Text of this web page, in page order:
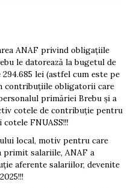
ANAF privind obligațiile
le datorează la bugetul de
lei (astfel cum este pe
contribuțiile obligatorii care
primăriei Brebu și a
cotele de contribuție pentru
FNUASS!!!
local, motiv pentru care
primit salariile, ANAF a
aferente salariilor, devenite